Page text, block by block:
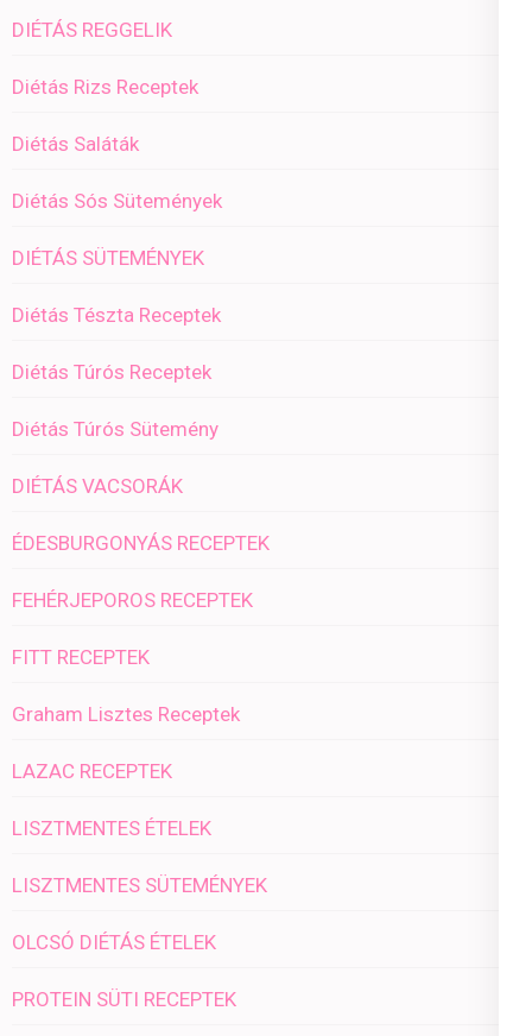
DIÉTÁS REGGELIK
Diétás Rizs Receptek
Diétás Saláták
Diétás Sós Sütemények
DIÉTÁS SÜTEMÉNYEK
Diétás Tészta Receptek
Diétás Túrós Receptek
Diétás Túrós Sütemény
DIÉTÁS VACSORÁK
ÉDESBURGONYÁS RECEPTEK
FEHÉRJEPOROS RECEPTEK
FITT RECEPTEK
Graham Lisztes Receptek
LAZAC RECEPTEK
LISZTMENTES ÉTELEK
LISZTMENTES SÜTEMÉNYEK
OLCSÓ DIÉTÁS ÉTELEK
PROTEIN SÜTI RECEPTEK